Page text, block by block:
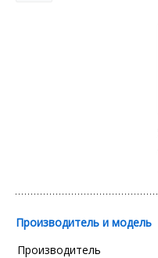
Производитель и модель
Производитель